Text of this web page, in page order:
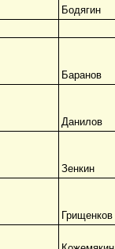
Бодягин
Баранов
Данилов
Зенкин
Грищенков